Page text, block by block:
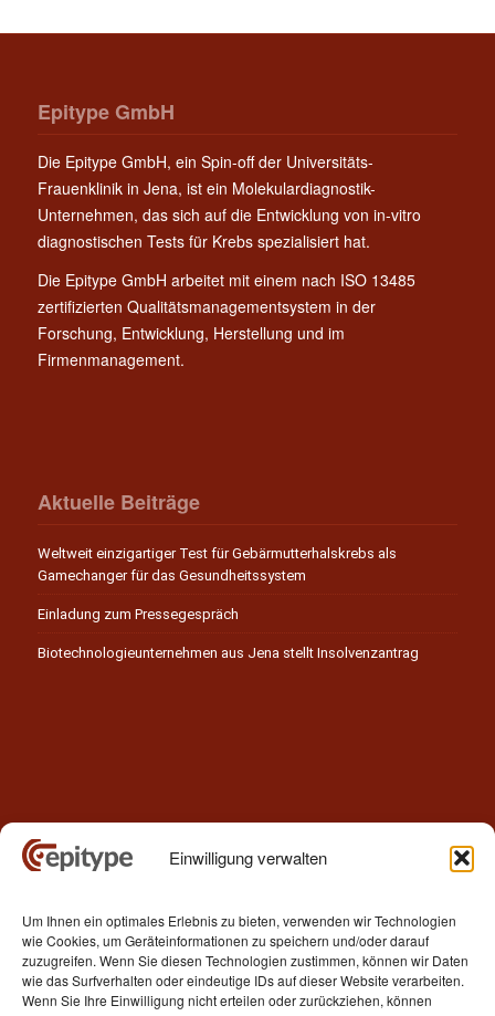
Einwilligung verwalten
Um Ihnen ein optimales Erlebnis zu bieten, verwenden wir Technologien
wie Cookies, um Geräteinformationen zu speichern und/oder darauf
zuzugreifen. Wenn Sie diesen Technologien zustimmen, können wir Daten
wie das Surfverhalten oder eindeutige IDs auf dieser Website verarbeiten.
Wenn Sie Ihre Einwilligung nicht erteilen oder zurückziehen, können
Epitype GmbH
Die Epitype GmbH, ein Spin-off der Universitäts-
Frauenklinik in Jena, ist ein Molekulardiagnostik-
Unternehmen, das sich auf die Entwicklung von in-vitro
diagnostischen Tests für Krebs spezialisiert hat.
Die Epitype GmbH arbeitet mit einem nach ISO 13485
zertifizierten Qualitätsmanagementsystem in der
Forschung, Entwicklung, Herstellung und im
Firmenmanagement.
Aktuelle Beiträge
Weltweit einzigartiger Test für Gebärmutterhalskrebs als
Gamechanger für das Gesundheitssystem
Einladung zum Pressegespräch
Biotechnologieunternehmen aus Jena stellt Insolvenzantrag
Kontakt
Epitype GmbH
Löbstedter Str. 41
07749 Jena
Germany